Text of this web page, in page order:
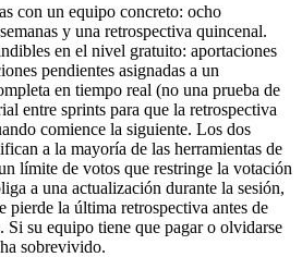
con un equipo concreto: ocho
y una retrospectiva quincenal.
en el nivel gratuito: aportaciones
pendientes asignadas a un
en tiempo real (no una prueba de
entre sprints para que la retrospectiva
comience la siguiente. Los dos
a la mayoría de las herramientas de
límite de votos que restringe la votación
a una actualización durante la sesión,
pierde la última retrospectiva antes de
Si su equipo tiene que pagar o olvidarse
sobrevivido.